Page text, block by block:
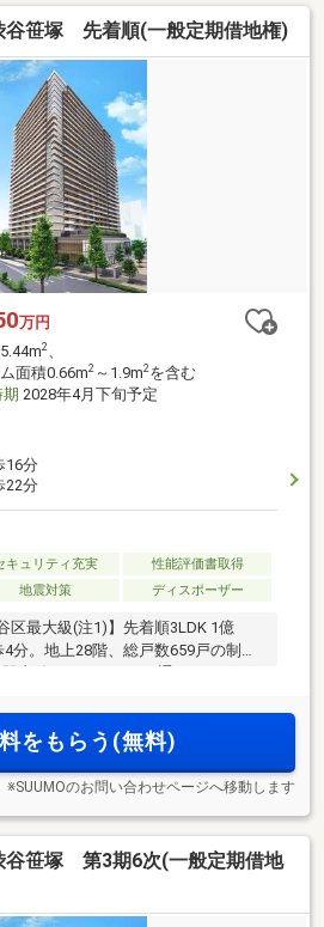
谷笹塚 先着順(一般定期借地権)
万円
2、
面積0.66m2 ～1.9m2を含む
期 2028年4月下旬予定
16分
22分
キュリティ充実
性能評価書取得
地震対策 ディスポーザー
区最大級(注1)】先着順3LDK 1億
分。地上28階、総戸数659戸の制震
可能で都心へスムーズアクセス。
積 をもらう(無料)
※SUUMOのお問い合わせページへ移動します
谷笹塚 第3期6次(一般定期借地